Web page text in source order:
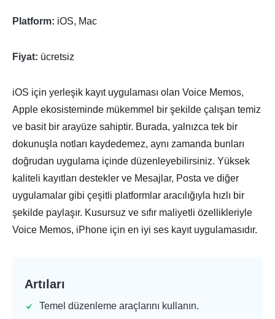
Platform: iOS, Mac
Fiyat: ücretsiz
iOS için yerleşik kayıt uygulaması olan Voice Memos,
Apple ekosisteminde mükemmel bir şekilde çalışan temiz
ve basit bir arayüze sahiptir. Burada, yalnızca tek bir
dokunuşla notları kaydedemez, aynı zamanda bunları
doğrudan uygulama içinde düzenleyebilirsiniz. Yüksek
kaliteli kayıtları destekler ve Mesajlar, Posta ve diğer
uygulamalar gibi çeşitli platformlar aracılığıyla hızlı bir
şekilde paylaşır. Kusursuz ve sıfır maliyetli özellikleriyle
Voice Memos, iPhone için en iyi ses kayıt uygulamasıdır.
Artıları
Temel düzenleme araçlarını kullanın.